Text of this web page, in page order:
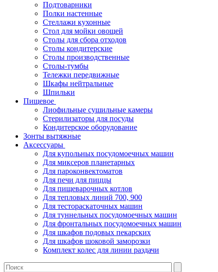
Подтоварники
Полки настенные
Стеллажи кухонные
Стол для мойки овощей
Столы для сбора отходов
Столы кондитерские
Столы производственные
Столы-тумбы
Тележки передвижные
Шкафы нейтральные
Шпильки
Пищевое
Лиофильные сушильные камеры
Стерилизаторы для посуды
Кондитерское оборудование
Зонты вытяжные
Аксессуары
Для купольных посудомоечных машин
Для миксеров планетарных
Для пароконвектоматов
Для печи для пиццы
Для пищеварочных котлов
Для тепловых линий 700, 900
Для тестораскаточных машин
Для туннельных посудомоечных машин
Для фронтальных посудомоечных машин
Для шкафов подовых пекарских
Для шкафов шоковой заморозки
Комплект колес для линии раздачи